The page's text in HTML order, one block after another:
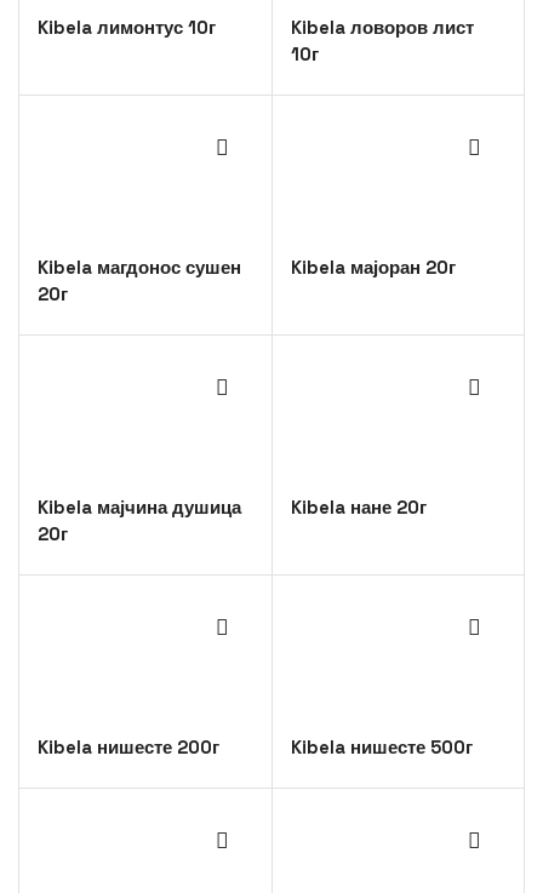
Kibela лимонтус 10г
Kibela ловоров лист
10г
Kibela магдонос сушен
20г
Kibela мајоран 20г
Kibela мајчина душица
20г
Kibela нане 20г
Kibela нишесте 200г Kibela нишесте 500г